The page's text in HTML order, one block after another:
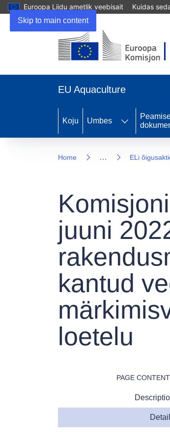
Skip to main content
Euroopa Liidu ametlik veebisait Kuidas
EU Aquaculture
Koju Umbes
Home … ELi
juuni
kantud
loetelu
PAGE